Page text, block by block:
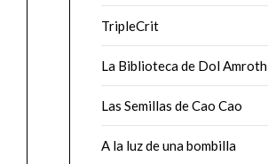
TripleCrit
La Biblioteca de Dol Amroth
Las Semillas de Cao Cao
A la luz de una bombilla